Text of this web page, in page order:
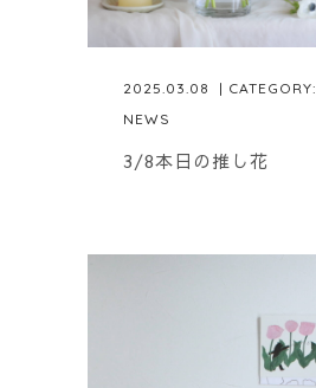
2025.03.08 | CATEGORY:
NEWS
3/8本日の推し花